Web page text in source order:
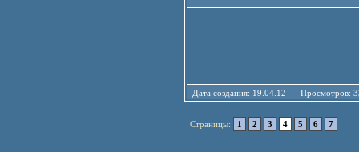
Дата создания: 19.04.12
Страницы: 1 2 3 4 5 6 7